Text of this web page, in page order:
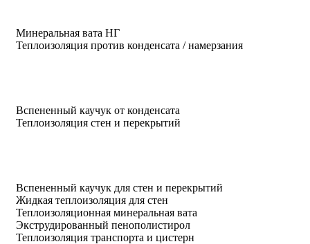
Минеральная вата НГ
Теплоизоляция против конденсата / намерзания
Вспененный каучук от конденсата
Теплоизоляция стен и перекрытий
Вспененный каучук для стен и перекрытий
Жидкая теплоизоляция для стен
Теплоизоляционная минеральная вата
Экструдированный пенополистирол
Теплоизоляция транспорта и цистерн